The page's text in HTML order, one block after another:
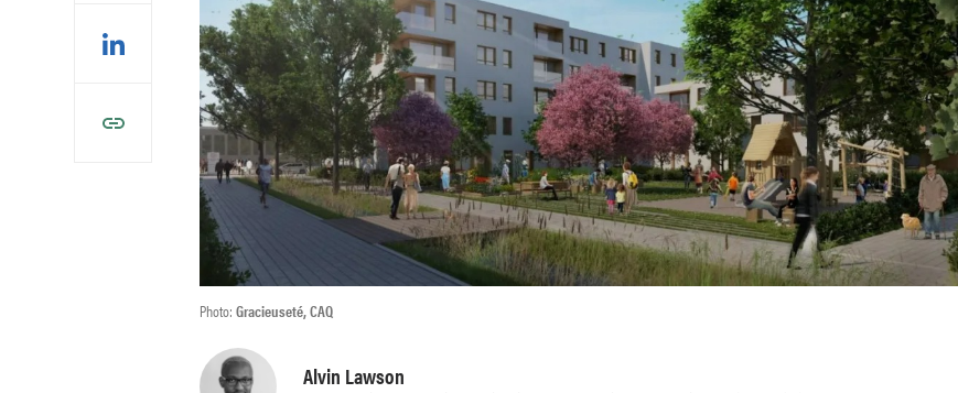
Photo:Gracieuseté, CAQ
Alvin Lawson